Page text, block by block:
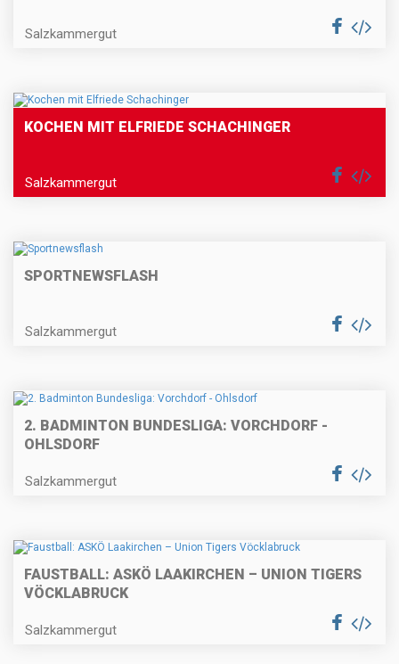
Salzkammergut
KOCHEN MIT ELFRIEDE SCHACHINGER
Salzkammergut
SPORTNEWSFLASH
Salzkammergut
2. BADMINTON BUNDESLIGA: VORCHDORF -
OHLSDORF
Salzkammergut
FAUSTBALL: ASKÖ LAAKIRCHEN – UNION TIGERS
VÖCKLABRUCK
Salzkammergut